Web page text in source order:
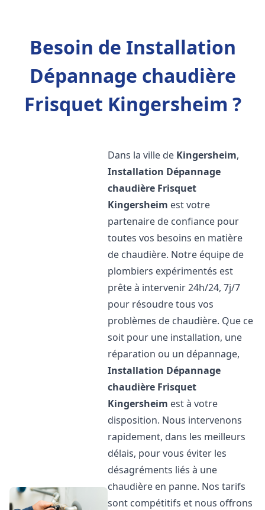
Besoin de Installation
Dépannage chaudière
Frisquet Kingersheim ?
Dans la ville de Kingersheim,
Installation Dépannage
chaudière Frisquet
Kingersheim est votre
partenaire de confiance pour
toutes vos besoins en matière
de chaudière. Notre équipe de
plombiers expérimentés est
prête à intervenir 24h/24, 7j/7
pour résoudre tous vos
problèmes de chaudière. Que ce
soit pour une installation, une
réparation ou un dépannage,
Installation Dépannage
chaudière Frisquet
Kingersheim est à votre
disposition. Nous intervenons
rapidement, dans les meilleurs
délais, pour vous éviter les
désagréments liés à une
chaudière en panne. Nos tarifs
sont compétitifs et nous offrons